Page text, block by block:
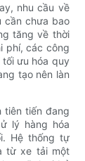
nhu cầu về
cần chưa bao
tăng về thời
phí, các công
ưu hóa quy
tạo nên làn
tiên tiến đang
lý hàng hóa
Hệ thống tự
từ xe tải một